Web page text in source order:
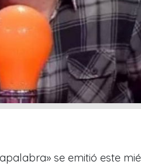
se emitió este